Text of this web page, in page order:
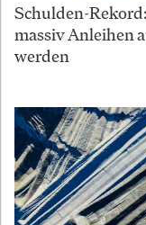
Schulden-
massiv Anleihen
werden